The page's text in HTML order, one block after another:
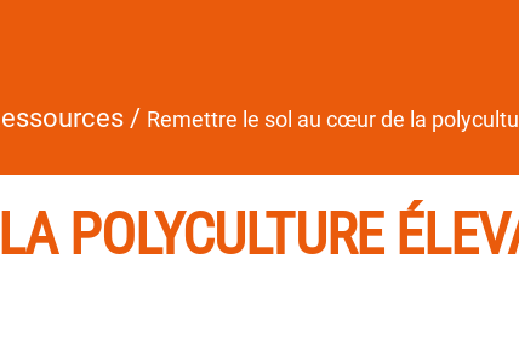
/ Remettre le sol au cœur de la
POLYCULTURE